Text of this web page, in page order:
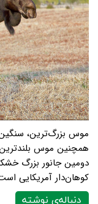
موس بزرگ‌ترین،
همچنین موس
دومین جانور بزرگ
کوهان‌دار آمریکایی
دنباله‌ی نوشته